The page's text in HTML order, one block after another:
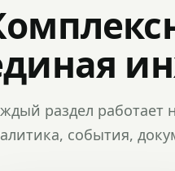
раздел работает
события,